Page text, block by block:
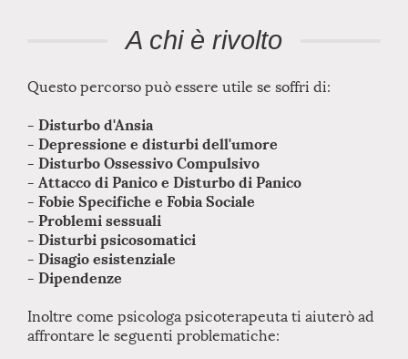
A chi è rivolto
Questo percorso può essere utile se soffri di:
- Disturbo d'Ansia
- Depressione e disturbi dell'umore
- Disturbo Ossessivo Compulsivo
- Attacco di Panico e Disturbo di Panico
- Fobie Specifiche e Fobia Sociale
- Problemi sessuali
- Disturbi psicosomatici
- Disagio esistenziale
- Dipendenze
Inoltre come psicologa psicoterapeuta ti aiuterò ad
affrontare le seguenti problematiche: